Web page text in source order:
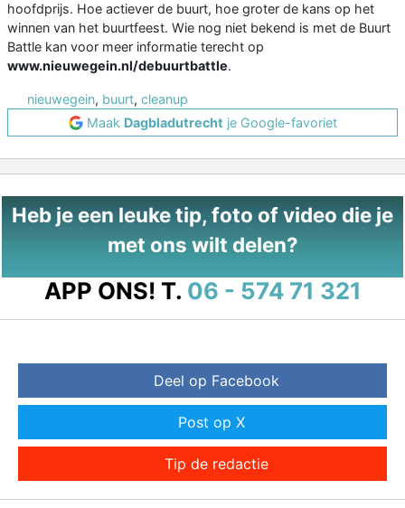
hoofdprijs. Hoe actiever de buurt, hoe groter de kans op het
winnen van het buurtfeest. Wie nog niet bekend is met de Buurt
Battle kan voor meer informatie terecht op
www.nieuwegein.nl/debuurtbattle.
nieuwegein, buurt, cleanup
Maak Dagbladutrecht je Google-favoriet
Heb je een leuke tip, foto of video die je
met ons wilt delen?
APP ONS! T. 06 - 574 71 321
Deel op Facebook
Post op X
Tip de redactie